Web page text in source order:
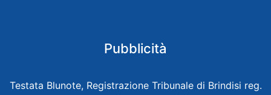
Pubblicità
Testata Blunote, Registrazione Tribunale di Brindisi reg.